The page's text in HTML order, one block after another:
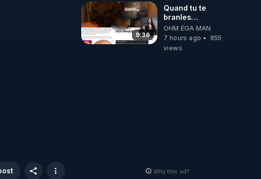
9:36
Quand tu te
branles
bonhomme tu
émets des ondes
ils ont juste omis
OHM ÉGA MAN
7 hours ago
855
views
Why this ad?